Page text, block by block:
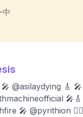
中
@asilaydying 🎸 🎤
🎤🎸
🎤 @pyrithion 🏋️‍♂️